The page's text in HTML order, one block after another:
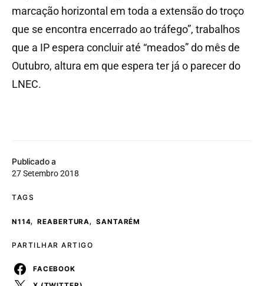
Publicado a
27 Setembro 2018
TAGS
N114, REABERTURA, SANTARÉM
PARTILHAR ARTIGO
FACEBOOK
marcação horizontal em toda a extensão do troço
que se encontra encerrado ao tráfego”, trabalhos
que a IP espera concluir até “meados” do mês de
Outubro, altura em que espera ter já o parecer do
LNEC.